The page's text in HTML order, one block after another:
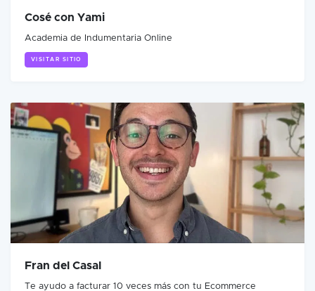
Cosé con Yami
Academia de Indumentaria Online
VISITAR SITIO
Fran del Casal
Te ayudo a facturar 10 veces más con tu Ecommerce